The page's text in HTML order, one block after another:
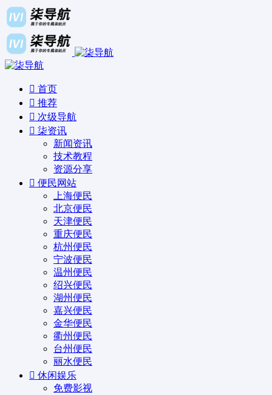
首页
推荐
次级导航
柒资讯
新闻资讯
技术教程
资源分享
便民网站
上海便民
北京便民
天津便民
重庆便民
杭州便民
宁波便民
温州便民
绍兴便民
湖州便民
嘉兴便民
金华便民
衢州便民
台州便民
丽水便民
休闲娱乐
免费影视